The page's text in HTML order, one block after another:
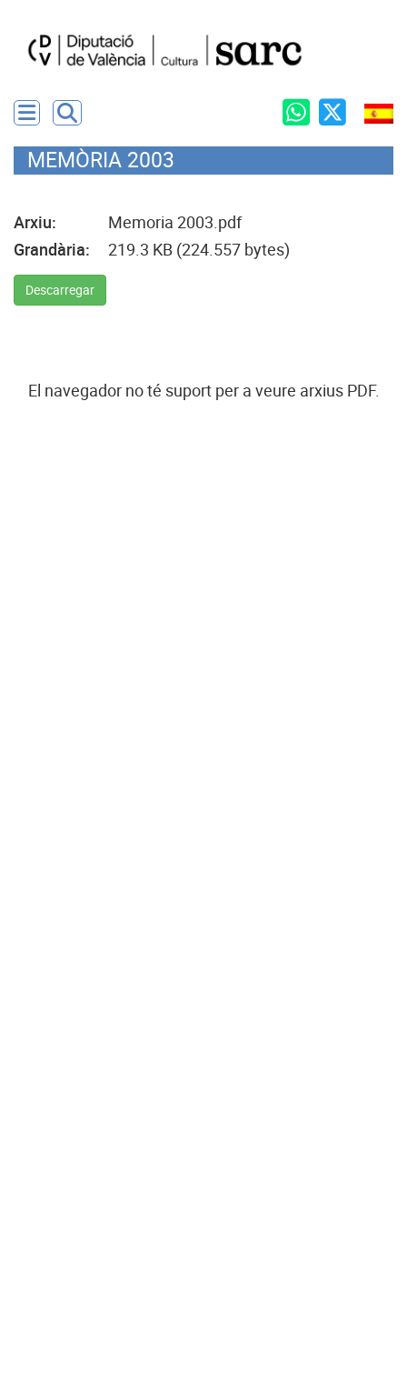
MEMÒRIA 2003
Arxiu:
Memoria 2003.pdf
Grandària:
219.3 KB (224.557 bytes)
Descarregar
El navegador no té suport per a veure arxius PDF.